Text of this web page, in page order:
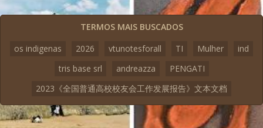
TERMOS MAIS BUSCADOS
os indigenas
2026 vtunotesforall TI Mulher
ind
tris base srl
andreazza
PENGATI
2023《全国普通高校校友会工作发展报告》文本文档